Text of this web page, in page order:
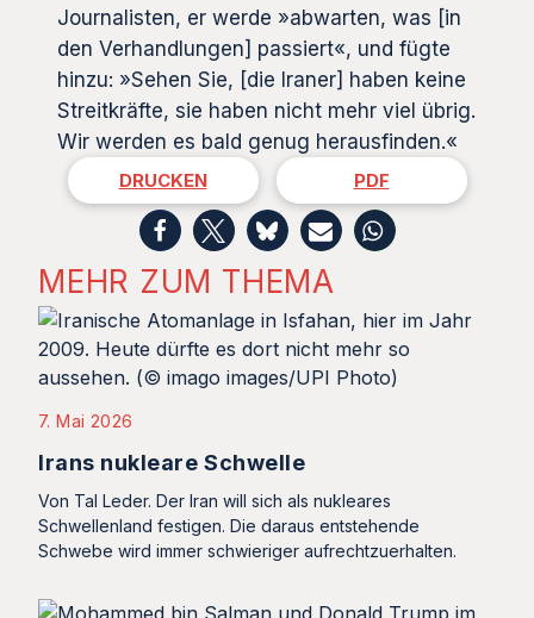
Journalisten, er werde »abwarten, was [in
den Verhandlungen] passiert«, und fügte
hinzu: »Sehen Sie, [die Iraner] haben keine
Streitkräfte, sie haben nicht mehr viel übrig.
Wir werden es bald genug herausfinden.«
DRUCKEN PDF
MEHR ZUM THEMA
7. Mai 2026
Irans nukleare Schwelle
Von Tal Leder. Der Iran will sich als nukleares
Schwellenland festigen. Die daraus entstehende
Schwebe wird immer schwieriger aufrechtzuerhalten.